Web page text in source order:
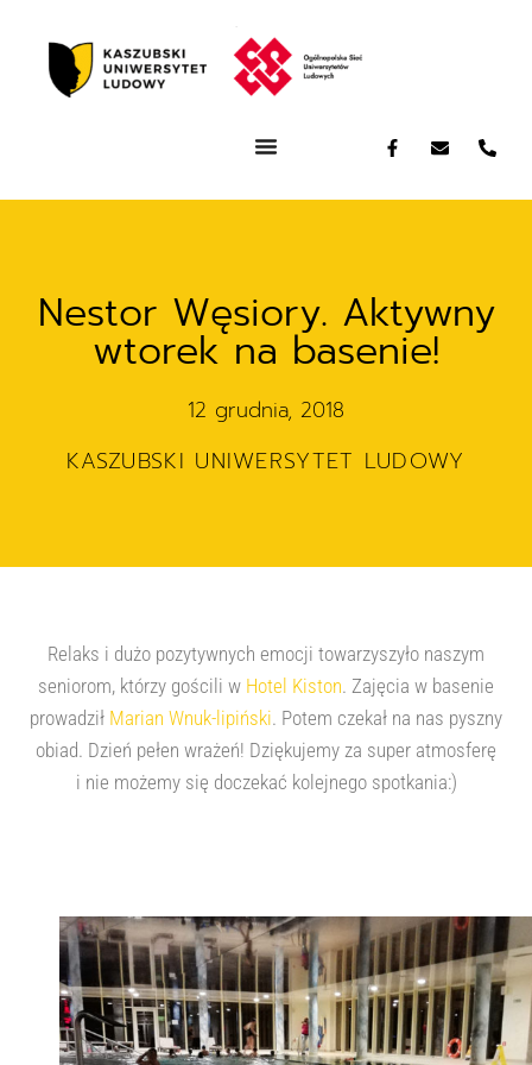
Nestor Węsiory. Aktywny
wtorek na basenie!
12 grudnia, 2018
KASZUBSKI UNIWERSYTET LUDOWY
Relaks i dużo pozytywnych emocji towarzyszyło naszym
seniorom, którzy gościli w Hotel Kiston. Zajęcia w basenie
prowadził Marian Wnuk-lipiński. Potem czekał na nas pyszny
obiad. Dzień pełen wrażeń! Dziękujemy za super atmosferę
i nie możemy się doczekać kolejnego spotkania:)